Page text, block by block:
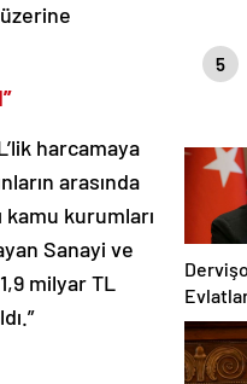
harcamaya
arasında
kamu kurumları
Sanayi ve
milyar TL
5